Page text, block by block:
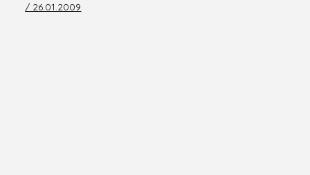
/ 26.01.2009